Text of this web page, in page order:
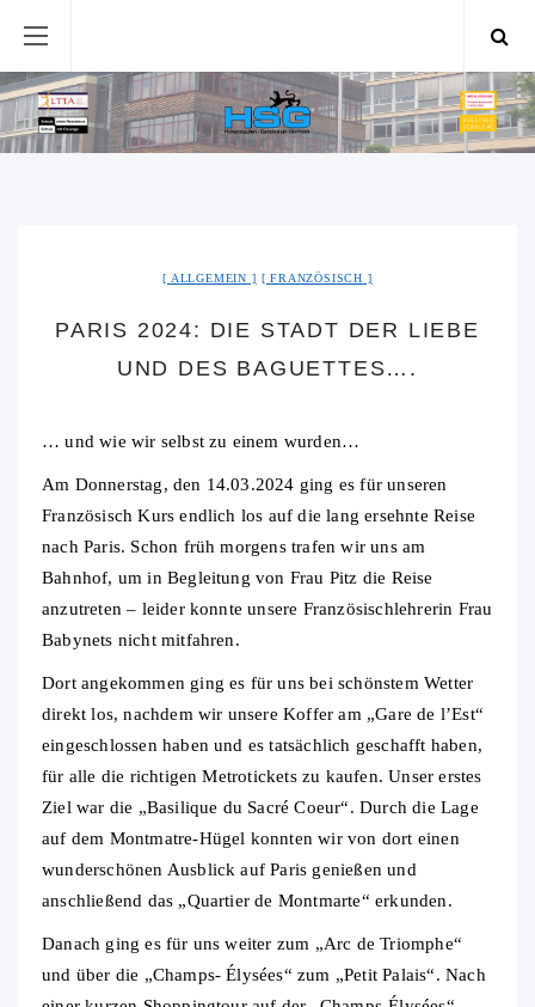
ALLGEMEIN FRANZÖSISCH
PARIS 2024: DIE STADT DER LIEBE
UND DES BAGUETTES….
… und wie wir selbst zu einem wurden…
Am Donnerstag, den 14.03.2024 ging es für unseren
Französisch Kurs endlich los auf die lang ersehnte Reise
nach Paris. Schon früh morgens trafen wir uns am
Bahnhof, um in Begleitung von Frau Pitz die Reise
anzutreten – leider konnte unsere Französischlehrerin Frau
Babynets nicht mitfahren.
Dort angekommen ging es für uns bei schönstem Wetter
direkt los, nachdem wir unsere Koffer am „Gare de l’Est“
eingeschlossen haben und es tatsächlich geschafft haben,
für alle die richtigen Metrotickets zu kaufen. Unser erstes
Ziel war die „Basilique du Sacré Coeur“. Durch die Lage
auf dem Montmatre-Hügel konnten wir von dort einen
wunderschönen Ausblick auf Paris genießen und
anschließend das „Quartier de Montmarte“ erkunden.
Danach ging es für uns weiter zum „Arc de Triomphe“
und über die „Champs- Élysées“ zum „Petit Palais“. Nach